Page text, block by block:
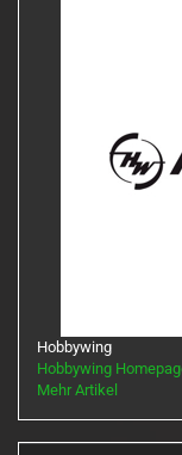
Hobbywing
Hobbywing
Mehr Artikel